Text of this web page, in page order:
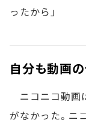
ったから」
自分も動画
ニコニコ動画
がなかった。ニ